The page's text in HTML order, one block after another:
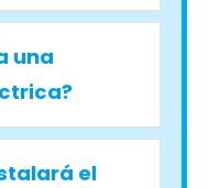
una
el